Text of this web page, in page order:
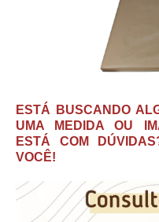
ESTÁ BUSCANDO
UMA MEDIDA OU
ESTÁ COM
VOCÊ!